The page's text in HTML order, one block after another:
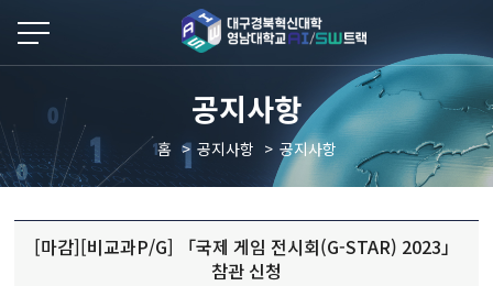
공지사항
홈 공지사항 공지사항
[마감][비교과P/G] 「국제 게임 전시회(G-STAR) 2023」
참관 신청